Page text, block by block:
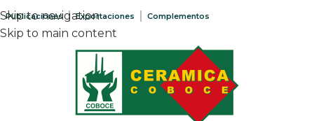
Skip to navigation
Skip to main content
Publicaciones Exportaciones Complementos